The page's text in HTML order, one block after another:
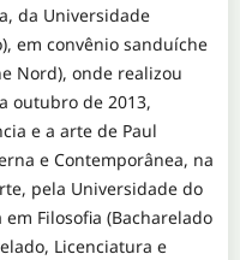
da Universidade
em convênio sanduíche
Nord), onde realizou
outubro de 2013,
e a arte de Paul
e Contemporânea, na
pela Universidade do
Filosofia (Bacharelado
Licenciatura e